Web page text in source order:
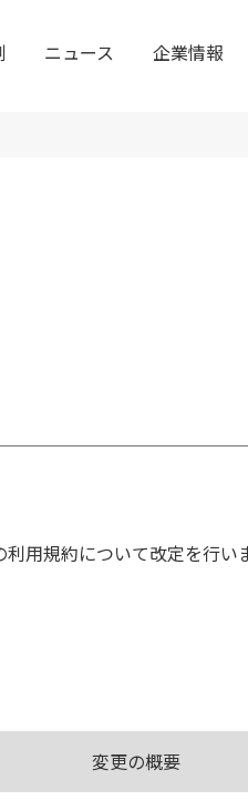
ニュース 企業情報
用規約について改定を行い
変更の概要